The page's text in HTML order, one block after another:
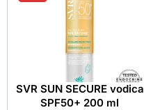
SVR SUN SECURE vodica
SPF50+ 200 ml